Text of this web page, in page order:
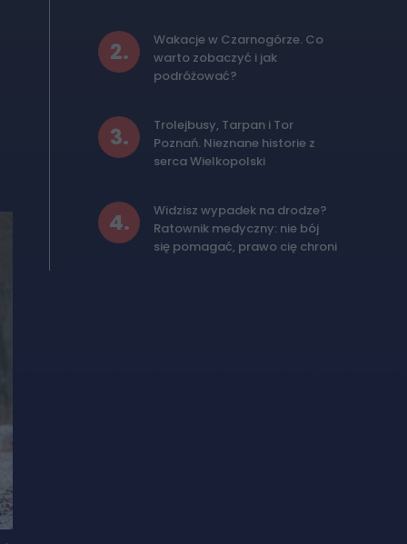
2.
Wakacje w Czarnogórze. Co
warto zobaczyć i jak
podróżować?
3.
Trolejbusy, Tarpan i Tor
Poznań. Nieznane historie z
serca Wielkopolski
4.
Widzisz wypadek na drodze?
Ratownik medyczny: nie bój
się pomagać, prawo cię chroni